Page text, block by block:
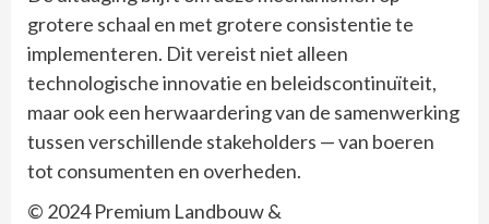
grotere schaal en met grotere consistentie te
implementeren. Dit vereist niet alleen
technologische innovatie en beleidscontinuïteit,
maar ook een herwaardering van de samenwerking
tussen verschillende stakeholders — van boeren
tot consumenten en overheden.
© 2024 Premium Landbouw &